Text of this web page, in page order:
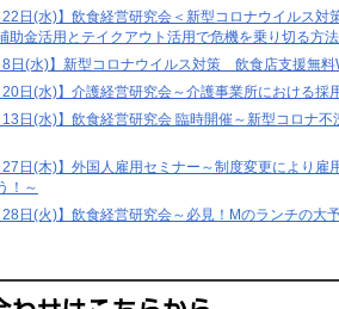
22日(水)】飲食経営研究会＜新型コロナウイルス
助金活用とテイクアウト活用で危機を乗り切る方
8日(水)】新型コロナウイルス対策 飲食店支援無料
20日(水)】介護経営研究会～介護事業所における
13日(水)】飲食経営研究会 臨時開催～新型コロナ
27日(木)】外国人雇用セミナー～制度変更により
！～
28日(火)】飲食経営研究会～必見！Mのランチの